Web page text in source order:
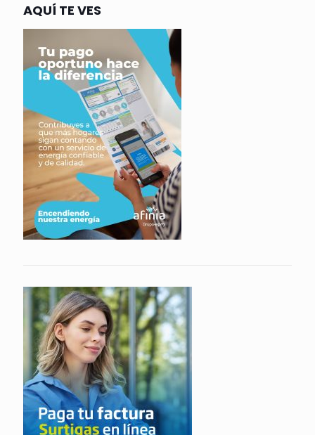
AQUÍ TE VES